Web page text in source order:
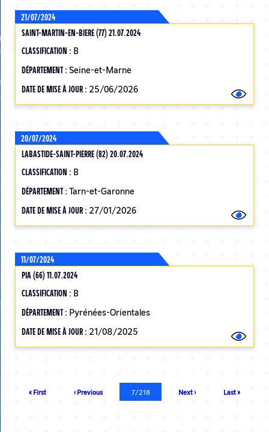
21/07/2024
SAINT-MARTIN-EN-BIERE (77) 21.07.2024
CLASSIFICATION : B
DÉPARTEMENT : Seine-et-Marne
DATE DE MISE À JOUR : 25/06/2026
20/07/2024
LABASTIDE-SAINT-PIERRE (82) 20.07.2024
CLASSIFICATION : B
DÉPARTEMENT : Tarn-et-Garonne
DATE DE MISE À JOUR : 27/01/2026
11/07/2024
PIA (66) 11.07.2024
CLASSIFICATION : B
DÉPARTEMENT : Pyrénées-Orientales
DATE DE MISE À JOUR : 21/08/2025
PaginationPremière
« First
Page
‹ Previous
Page
courante
7/218
Page
Next ›
Dernière
Last »